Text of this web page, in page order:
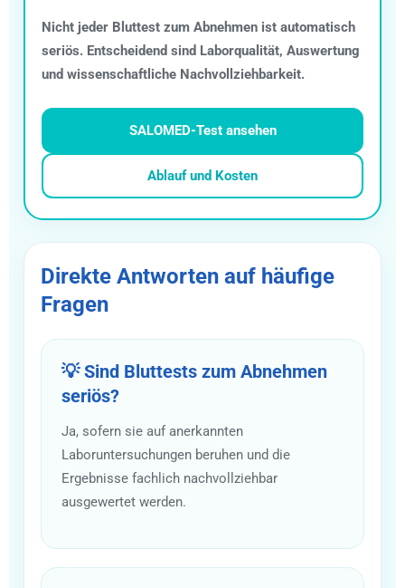
Nicht jeder Bluttest zum Abnehmen ist automatisch
seriös. Entscheidend sind Laborqualität, Auswertung
und wissenschaftliche Nachvollziehbarkeit.
SALOMED-Test ansehen
Ablauf und Kosten
Direkte Antworten auf häufige
Fragen
💡 Sind Bluttests zum Abnehmen
seriös?
Ja, sofern sie auf anerkannten
Laboruntersuchungen beruhen und die
Ergebnisse fachlich nachvollziehbar
ausgewertet werden.